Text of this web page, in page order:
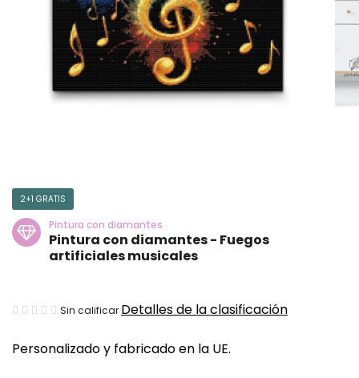
Personalizado y fabricado en la UE.
2+1 GRATIS
Pintura con diamantes
Pintura con diamantes - Fuegos
artificiales musicales
La
media
Sin calificar Detalles de la clasificación